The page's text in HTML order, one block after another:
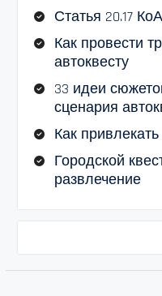
Статья 20.17
Как провести
автоквесту
33 идеи
сценария
Как
Городской
развлечение